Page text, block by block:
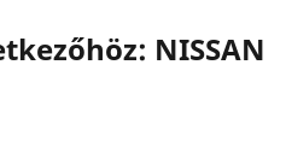
NISSAN